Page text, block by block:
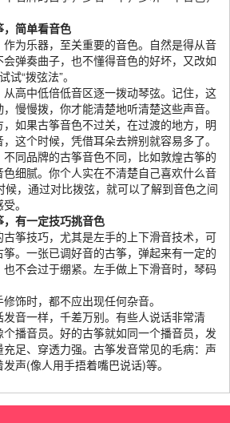
简单看音色
为乐器，至关重要的音色。自然是得从音
弹奏曲子，也不懂得音色的好坏，又改如
“拨弦法”。
高中低倍低音区逐一拨动琴弦。记住，这
慢慢拨，你才能清楚地听清楚这些声音。
如果古筝音色不过关，在过渡的地方，明
这个时候，凭借耳朵去辨别就容易多了。
同品牌的古筝音色不同，比如敦煌古筝的
细腻。你个人实在不清楚自己喜欢什么音
，通过对比拨弦，就可以了解到音色之间
。
有一定技巧挑音色
筝技巧，尤其是左手的上下滑音技术，可
。一张已调好音的古筝，弹起来有一定的
不会过于绷紧。左手做上下滑音时，琴码
时，都不应出现任何杂音。
音一样，千差万别。有些人说话非常清
播音员。好的古筝就如同一个播音员，发
足、穿透力强。古筝发音常见的毛病：声
声(像人用手捂着嘴巴说话)等。